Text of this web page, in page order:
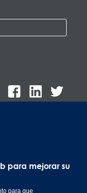
para mejorar su
para que
Edificio 22, Parque
66367 | 800 110 25 00